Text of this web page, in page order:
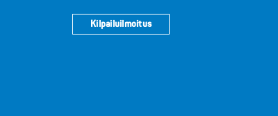
Kilpailuilmoitus